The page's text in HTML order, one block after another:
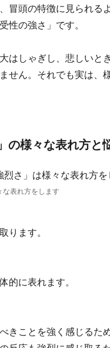
冒頭の特徴に見られる
性の強さ」です。
はしゃぎし、悲しいと
せん。それでも実は、
の様々な表れ方と
な表れ方をします
ります。
的に表れます。
きことを強く感じるた